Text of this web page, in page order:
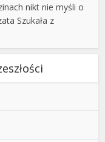
nikt nie myśli o
Szukała z